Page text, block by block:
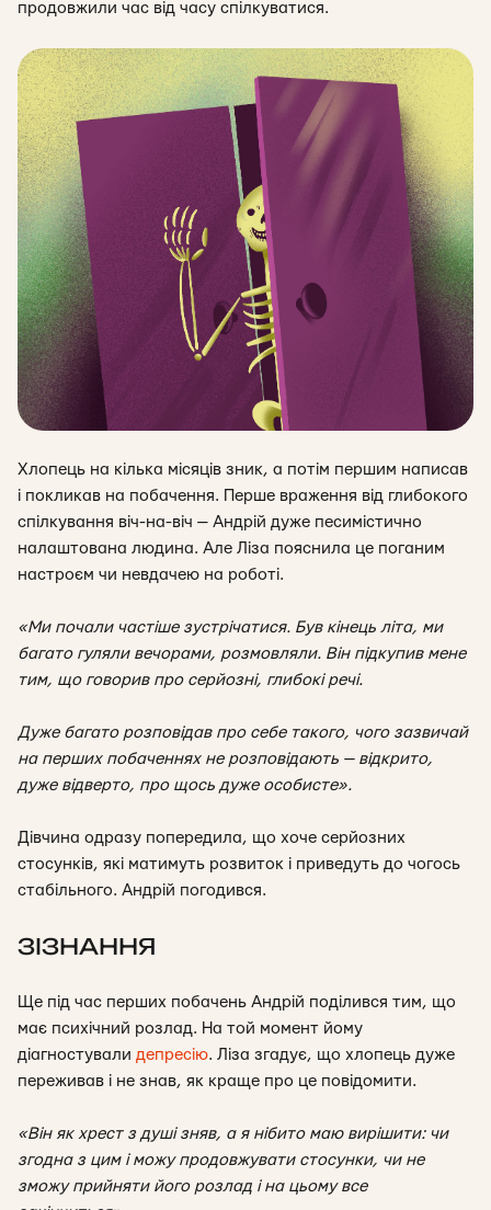
продовжили час від часу спілкуватися.
Хлопець на кілька місяців зник, а потім першим написав
і покликав на побачення. Перше враження від глибокого
спілкування віч-на-віч — Андрій дуже песимістично
налаштована людина. Але Ліза пояснила це поганим
настроєм чи невдачею на роботі.
«Ми почали частіше зустрічатися. Був кінець літа, ми
багато гуляли вечорами, розмовляли. Він підкупив мене
тим, що говорив про серйозні, глибокі речі.
Дуже багато розповідав про себе такого, чого зазвичай
на перших побаченнях не розповідають — відкрито,
дуже відверто, про щось дуже особисте».
Дівчина одразу попередила, що хоче серйозних
стосунків, які матимуть розвиток і приведуть до чогось
стабільного. Андрій погодився.
ЗІЗНАННЯ
Ще під час перших побачень Андрій поділився тим, що
має психічний розлад. На той момент йому
діагностували депресію. Ліза згадує, що хлопець дуже
переживав і не знав, як краще про це повідомити.
«Він як хрест з душі зняв, а я нібито маю вирішити: чи
згодна з цим і можу продовжувати стосунки, чи не
зможу прийняти його розлад і на цьому все